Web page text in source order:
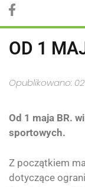
OD 1
Opublikowano:
Od 1 maja BR.
sportowych.
Z początkiem
dotyczące